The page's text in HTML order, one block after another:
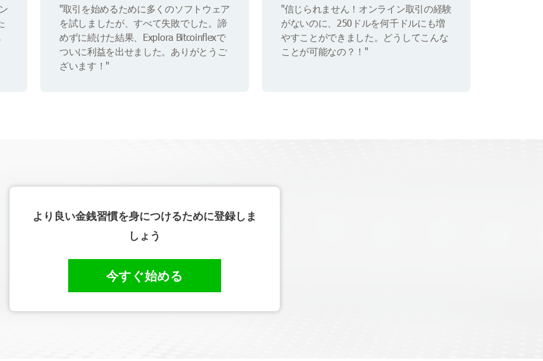
"取引を始めるために多くのソフトウェア
を試しましたが、すべて失敗でした。諦
めずに続けた結果、Explora Bitcoinflexで
ついに利益を出せました。ありがとうご
ざいます！"
"信じられません！オンライン取引の経験
がないのに、250ドルを何千ドルにも増
やすことができました。どうしてこんな
ことが可能なの？！"
より良い金銭習慣を身につけるために登録しま
しょう
今すぐ始める